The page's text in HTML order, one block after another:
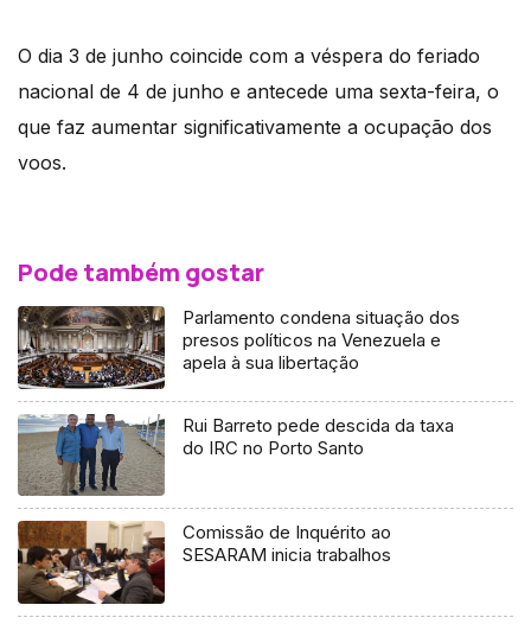
O dia 3 de junho coincide com a véspera do feriado
nacional de 4 de junho e antecede uma sexta-feira, o
que faz aumentar significativamente a ocupação dos
voos.
Pode também gostar
Parlamento condena situação dos
presos políticos na Venezuela e
apela à sua libertação
Rui Barreto pede descida da taxa
do IRC no Porto Santo
Comissão de Inquérito ao
SESARAM inicia trabalhos